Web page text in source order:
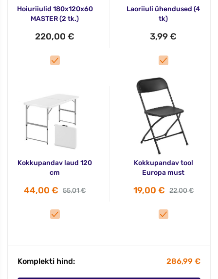
Hoiuriiulid 180x120x60
MASTER (2 tk.)
220,00 €
Laoriiuli ühendused (4
tk)
3,99 €
Kokkupandav laud 120
cm
44,00 € 55,01 €
Kokkupandav tool
Europa must
19,00 € 22,00 €
Komplekti hind: 286,99 €